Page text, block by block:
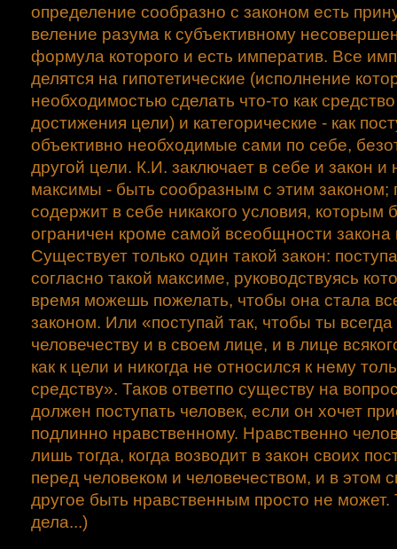
определение сообразно с законом есть
веление разума к субъективному
формула которого и есть императив. Все
делятся на гипотетические (исполнение
необходимостью сделать что-то как
достижения цели) и категорические - как
объективно необходимые сами по себе,
другой цели. К.И. заключает в себе и закон и
максимы - быть сообразным с этим законом;
содержит в себе никакого условия, которым
ограничен кроме самой всеобщности
Существует только один такой закон:
согласно такой максиме, руководствуясь
время можешь пожелать, чтобы она стала
законом. Или «поступай так, чтобы ты всегда
человечеству и в своем лице, и в лице
как к цели и никогда не относился к нему
средству». Таков ответпо существу на
должен поступать человек, если он хочет
подлинно нравственному. Нравственно
лишь тогда, когда возводит в закон своих
перед человеком и человечеством, и в этом
другое быть нравственным просто не может.
дела...)